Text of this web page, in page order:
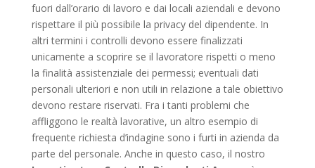
fuori dall’orario di lavoro e dai locali aziendali e devono
rispettare il più possibile la privacy del dipendente. In
altri termini i controlli devono essere finalizzati
unicamente a scoprire se il lavoratore rispetti o meno
la finalità assistenziale dei permessi; eventuali dati
personali ulteriori e non utili in relazione a tale obiettivo
devono restare riservati. Fra i tanti problemi che
affliggono le realtà lavorative, un altro esempio di
frequente richiesta d’indagine sono i furti in azienda da
parte del personale. Anche in questo caso, il nostro